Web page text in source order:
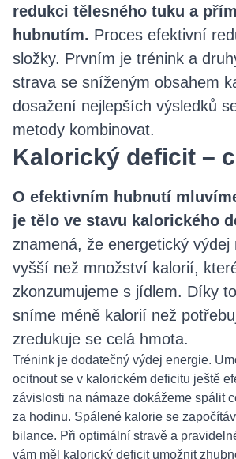
redukci tělesného tuku a
hubnutím. Proces efektivní
složky. Prvním je trénink a
strava se sníženým obsahem
dosažení nejlepších výsledků
metody kombinovat.
Kalorický deficit –
O efektivním hubnutí
je tělo ve stavu kalorického
znamená, že energetický výdej
vyšší než množství kalorií,
zkonzumujeme s jídlem. Díky
sníme méně kalorií než
zredukuje se celá hmota.
Trénink je dodatečný výdej energie.
ocitnout se v kalorickém deficitu ještě
závislosti na námaze dokážeme spálit
za hodinu. Spálené kalorie se
bilance. Při optimální stravě a
vám měl kalorický deficit umožnit